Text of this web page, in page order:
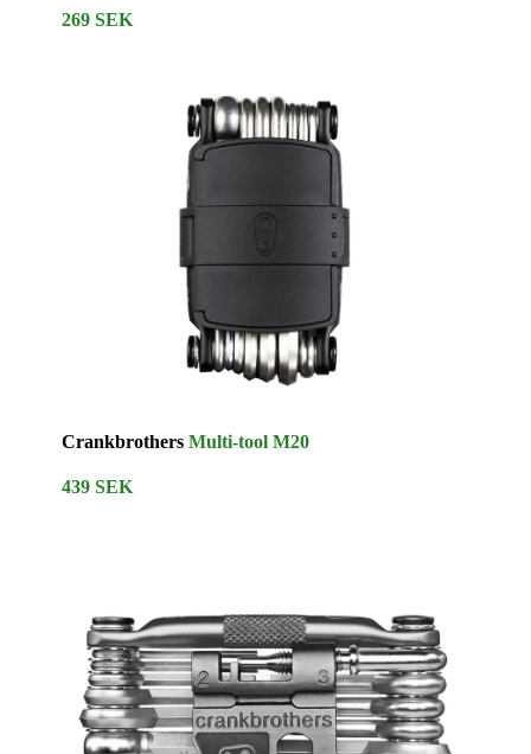
269 SEK
CrankbrothersMulti-tool M20
439 SEK